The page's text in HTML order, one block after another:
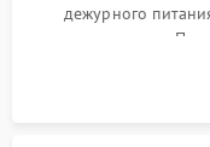
дежурного
повреждения.
изображения, работы